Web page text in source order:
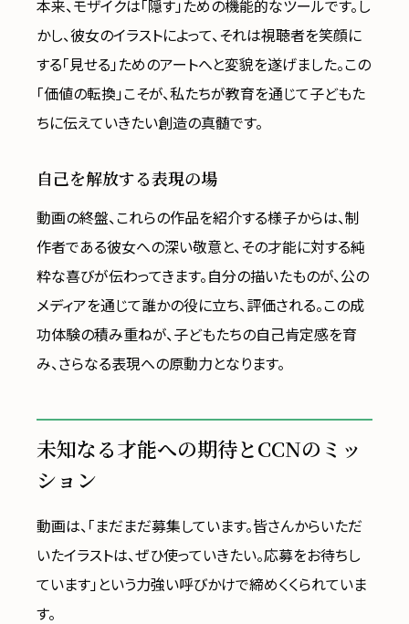
本来、モザイクは「隠す」ための機能的なツールです。し
かし、彼女のイラストによって、それは視聴者を笑顔に
する「見せる」ためのアートへと変貌を遂げました。この
「価値の転換」こそが、私たちが教育を通じて子どもた
ちに伝えていきたい創造の真髄です。
自己を解放する表現の場
動画の終盤、これらの作品を紹介する様子からは、制
作者である彼女への深い敬意と、その才能に対する純
粋な喜びが伝わってきます。自分の描いたものが、公の
メディアを通じて誰かの役に立ち、評価される。この成
功体験の積み重ねが、子どもたちの自己肯定感を育
み、さらなる表現への原動力となります。
未知なる才能への期待とCCNのミッ
ション
動画は、「まだまだ募集しています。皆さんからいただ
いたイラストは、ぜひ使っていきたい。応募をお待ちし
ています」という力強い呼びかけで締めくくられていま
す。